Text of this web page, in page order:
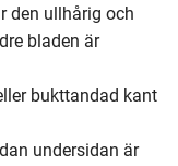
Unika arter i Svedala
den ullhårig och
bladen är
bukttandad kant
undersidan är